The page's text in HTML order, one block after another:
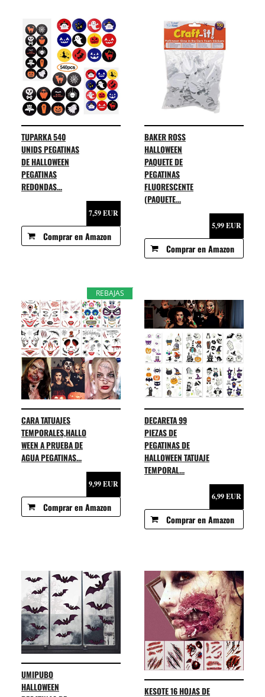
TUPARKA 540
UNIDS PEGATINAS
DE HALLOWEEN
PEGATINAS
REDONDAS...
7,59 EUR
Comprar en Amazon
BAKER ROSS
HALLOWEEN
PAQUETE DE
PEGATINAS
FLUORESCENTE
(PAQUETE...
5,99 EUR
Comprar en Amazon
REBAJAS
CARA TATUAJES
TEMPORALES,HALLO
WEEN A PRUEBA DE
AGUA PEGATINAS...
9,99 EUR
Comprar en Amazon
DECARETA 99
PIEZAS DE
PEGATINAS DE
HALLOWEEN TATUAJE
TEMPORAL...
6,99 EUR
Comprar en Amazon
UMIPUBO
HALLOWEEN
KESOTE 16 HOJAS DE